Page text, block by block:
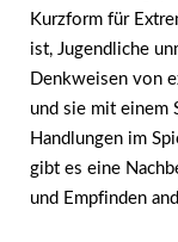
Kurzform für
ist, Jugendliche
Denkweisen von
und sie mit einem
Handlungen im
gibt es eine
und Empfinden